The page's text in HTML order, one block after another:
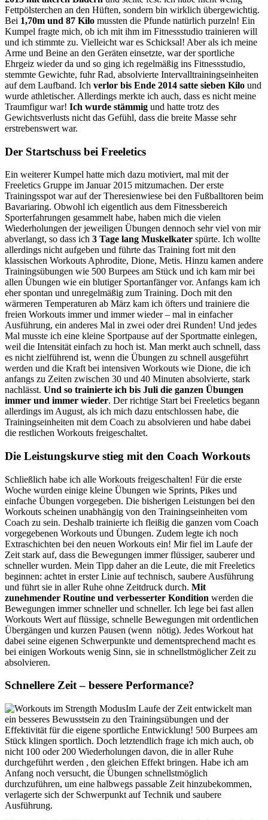
Fettpölsterchen an den Hüften, sondern bin wirklich übergewichtig.
Bei 1,70m und 87 Kilo mussten die Pfunde natürlich purzeln! Ein
Kumpel fragte mich, ob ich mit ihm im Fitnessstudio trainieren will
und ich stimmte zu. Vielleicht war es Schicksal! Aber als ich meine
Arme und Beine an den Geräten einsetzte, war der sportliche
Ehrgeiz wieder da und so ging ich regelmäßig ins Fitnessstudio,
stemmte Gewichte, fuhr Rad, absolvierte Intervalltrainingseinheiten
auf dem Laufband. Ich verlor bis Ende 2014 satte sieben Kilo und
wurde athletischer. Allerdings merkte ich auch, dass es nicht meine
Traumfigur war! Ich wurde stämmig und hatte trotz des
Gewichtsverlusts nicht das Gefühl, dass die breite Masse sehr
erstrebenswert war.
Der Startschuss bei Freeletics
Ein weiterer Kumpel hatte mich dazu motiviert, mal mit der
Freeletics Gruppe im Januar 2015 mitzumachen. Der erste
Trainingsspot war auf der Theresienwiese bei den Fußballtoren beim
Bavariaring. Obwohl ich eigentlich aus dem Fitnessbereich
Sporterfahrungen gesammelt habe, haben mich die vielen
Wiederholungen der jeweiligen Übungen dennoch sehr viel von mir
abverlangt, so dass ich 3 Tage lang Muskelkater spürte. Ich wollte
allerdings nicht aufgeben und führte das Training fort mit den
klassischen Workouts Aphrodite, Dione, Metis. Hinzu kamen andere
Trainingsübungen wie 500 Burpees am Stück und ich kam mir bei
allen Übungen wie ein blutiger Sportanfänger vor. Anfangs kam ich
eher spontan und unregelmäßig zum Training. Doch mit den
wärmeren Temperaturen ab März kam ich öfters und trainiere die
freien Workouts immer und immer wieder – mal in einfacher
Ausführung, ein anderes Mal in zwei oder drei Runden! Und jedes
Mal musste ich eine kleine Sportpause auf der Sportmatte einlegen,
weil die Intensität einfach zu hoch ist. Man merkt auch schnell, dass
es nicht zielführend ist, wenn die Übungen zu schnell ausgeführt
werden und die Kraft bei intensiven Workouts wie Dione, die ich
anfangs zu Zeiten zwischen 30 und 40 Minuten absolvierte, stark
nachlässt. Und so trainierte ich bis Juli die ganzen Übungen
immer und immer wieder. Der richtige Start bei Freeletics begann
allerdings im August, als ich mich dazu entschlossen habe, die
Trainingseinheiten mit dem Coach zu absolvieren und habe dabei
die restlichen Workouts freigeschaltet.
Die Leistungskurve stieg mit den Coach Workouts
Schließlich habe ich alle Workouts freigeschalten! Für die erste
Woche wurden einige kleine Übungen wie Sprints, Pikes und
einfache Übungen vorgegeben. Die bisherigen Leistungen bei den
Workouts scheinen unabhängig von den Trainingseinheiten vom
Coach zu sein. Deshalb trainierte ich fleißig die ganzen vom Coach
vorgegebenen Workouts und Übungen. Zudem legte ich noch
Extraschichten bei den neuen Workouts ein! Mir fiel im Laufe der
Zeit stark auf, dass die Bewegungen immer flüssiger, sauberer und
schneller wurden. Mein Tipp daher an die Leute, die mit Freeletics
beginnen: achtet in erster Linie auf technisch, saubere Ausführung
und führt sie in aller Ruhe ohne Zeitdruck durch. Mit
zunehmender Routine und verbesserter Kondition werden die
Bewegungen immer schneller und schneller. Ich lege bei fast allen
Workouts Wert auf flüssige, schnelle Bewegungen mit ordentlichen
Übergängen und kurzen Pausen (wenn nötig). Jedes Workout hat
dabei seine eigenen Schwerpunkte und dementsprechend macht es
bei einigen Workouts wenig Sinn, sie in schnellstmöglicher Zeit zu
absolvieren.
Schnellere Zeit – bessere Performance?
Im Laufe der Zeit entwickelt man
ein besseres Bewusstsein zu den Trainingsübungen und der
Effektivität für die eigene sportliche Entwicklung! 500 Burpees am
Stück klingen sportlich. Doch letztendlich frage ich mich auch, ob
nicht 100 oder 200 Wiederholungen davon, die in aller Ruhe
durchgeführt werden , den gleichen Effekt bringen. Habe ich am
Anfang noch versucht, die Übungen schnellstmöglich
durchzuführen, um eine halbwegs passable Zeit hinzubekommen,
verlagerte sich der Schwerpunkt auf Technik und saubere
Ausführung.